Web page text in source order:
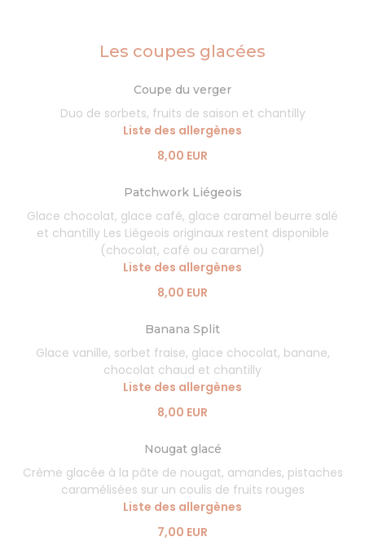
Les coupes glacées
Coupe du verger
Duo de sorbets, fruits de saison et chantilly
Liste des allergènes
8,00 EUR
Patchwork Liégeois
Glace chocolat, glace café, glace caramel beurre salé
et chantilly Les Liégeois originaux restent disponible
(chocolat, café ou caramel)
Liste des allergènes
8,00 EUR
Banana Split
Glace vanille, sorbet fraise, glace chocolat, banane,
chocolat chaud et chantilly
Liste des allergènes
8,00 EUR
Nougat glacé
Crème glacée à la pâte de nougat, amandes, pistaches
caramélisées sur un coulis de fruits rouges
Liste des allergènes
7,00 EUR